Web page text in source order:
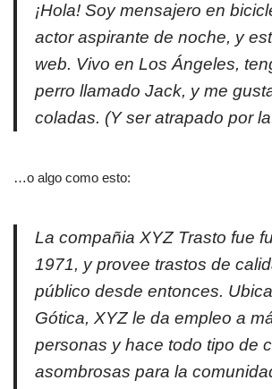
¡Hola! Soy mensajero en
actor aspirante de noche, y
web. Vivo en Los Ángeles,
perro llamado Jack, y me
coladas. (Y ser atrapado por
…o algo como esto:
La compañia XYZ Trasto fue
1971, y provee trastos de
público desde entonces.
Gótica, XYZ le da empleo a
personas y hace todo tipo de
asombrosas para la